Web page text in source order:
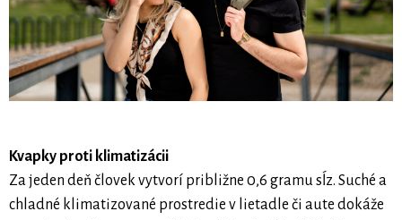
Kvapky proti klimatizácii
Za jeden deň človek vytvorí približne 0,6 gramu sĺz. Suché a
chladné klimatizované prostredie v lietadle či aute dokáže